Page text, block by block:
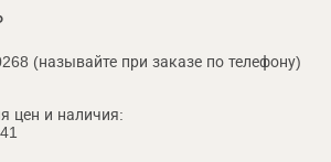
(называйте при заказе по телефону)
цен и наличия: